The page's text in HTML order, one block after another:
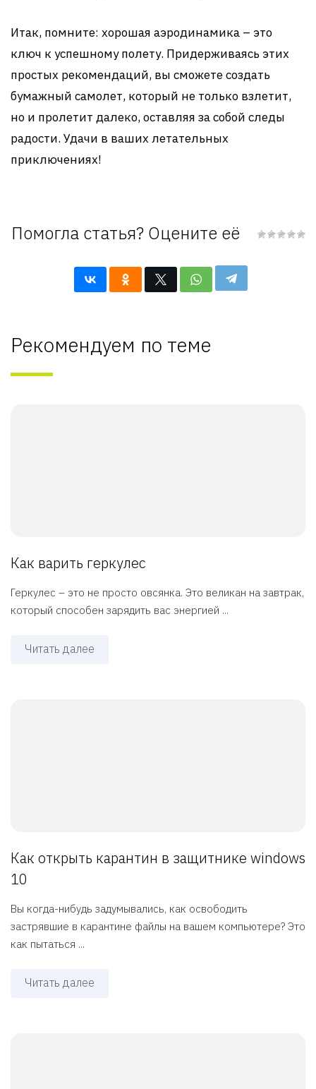
Итак, помните: хорошая аэродинамика – это
ключ к успешному полету. Придерживаясь этих
простых рекомендаций, вы сможете создать
бумажный самолет, который не только взлетит,
но и пролетит далеко, оставляя за собой следы
радости. Удачи в ваших летательных
приключениях!
Помогла статья? Оцените её
Рекомендуем по теме
Как варить геркулес
Геркулес – это не просто овсянка. Это великан на завтрак,
который способен зарядить вас энергией ...
Читать далее
Как открыть карантин в защитнике windows
10
Вы когда-нибудь задумывались, как освободить
застрявшие в карантине файлы на вашем компьютере? Это
как пытаться ...
Читать далее